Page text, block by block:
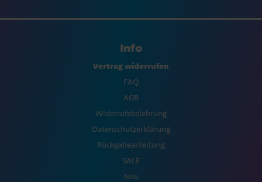
Info
Vertrag widerrufen
FAQ
AGB
Widerrufsbelehrung
Datenschutzerklärung
Rückgabeanleitung
SALE
Neu